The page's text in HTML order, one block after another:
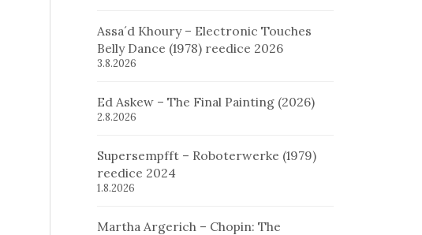
Assa´d Khoury – Electronic Touches
Belly Dance (1978) reedice 2026
3.8.2026
Ed Askew – The Final Painting (2026)
2.8.2026
Supersempfft – Roboterwerke (1979)
reedice 2024
1.8.2026
Martha Argerich – Chopin: The